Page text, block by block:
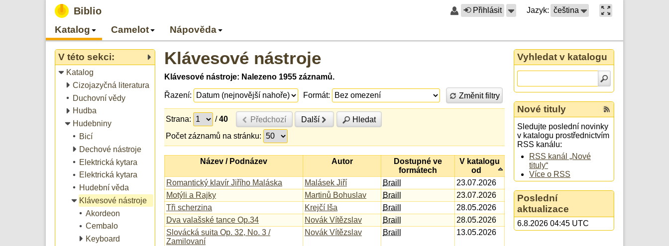
Biblio Přihlásit Jazyk: čeština
Katalog Camelot Nápověda
V této sekci:
Katalog
Cizojazyčná literatura
Duchovní vědy
Hudba
Hudebniny
Bicí
Dechové nástroje
Elektrická kytara
Elektrická kytara
Hudební věda
Klávesové nástroje
Akordeon
Cembalo
Keyboard
Klávesové nástroje
Klávesové nástroje: Nalezeno 1955 záznamů.
Řazení: Formát: Změnit filtry
Strana: /40 Předchozí Další
Hledat
Počet záznamů na stránku:
Název / Podnázev Autor
Dostupné ve
formátech
V katalogu
od
Romantický klavír Jiřího Maláska
Malásek Jiří Braill
23.07.2026
Motýli a Rajky
Martinů Bohuslav Braill
23.07.2026
Tři scherzina
Krejčí Iša Braill
28.05.2026
Dva valašské tance Op.34
Novák Vítězslav Braill
28.05.2026
Slovácká suita Op. 32, No. 3 /
Zamilovaní
Novák Vítězslav Braill 13.05.2026
Vyhledat v katalogu
Nové tituly
Sledujte poslední novinky
v katalogu prostřednictvím
RSS kanálu:
RSS kanál „Nové
tituly“
Více o RSS
Poslední
aktualizace
6.8.2026 04:45 UTC